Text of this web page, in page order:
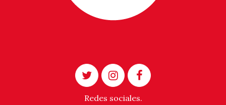
Redes sociales.